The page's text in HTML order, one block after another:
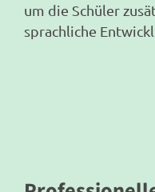
um die Schüler
sprachliche